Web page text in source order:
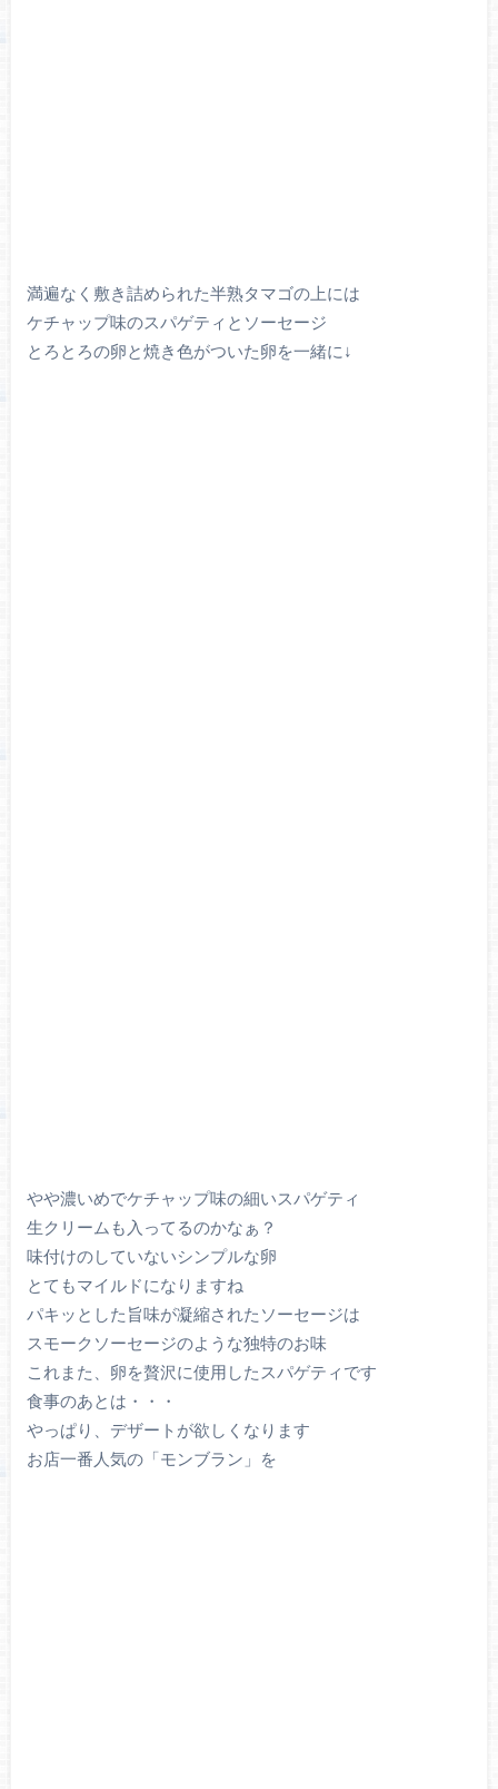
満遍なく敷き詰められた半熟タマゴの上には
ケチャップ味のスパゲティとソーセージ
とろとろの卵と焼き色がついた卵を一緒に↓
やや濃いめでケチャップ味の細いスパゲティ
生クリームも入ってるのかなぁ？
味付けのしていないシンプルな卵
とてもマイルドになりますね
パキッとした旨味が凝縮されたソーセージは
スモークソーセージのような独特のお味
これまた、卵を贅沢に使用したスパゲティです
食事のあとは・・・
やっぱり、デザートが欲しくなります
お店一番人気の「モンブラン」を